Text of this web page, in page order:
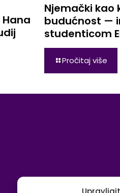
Njemački kao
budućnost —
studenticom
Pročitaj više